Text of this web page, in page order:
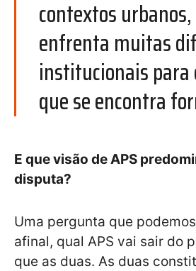
contextos
enfrenta muitas
institucionais
que se encontra
E que visão de APS
disputa?
Uma pergunta que
afinal, qual APS vai sair do
que as duas. As duas